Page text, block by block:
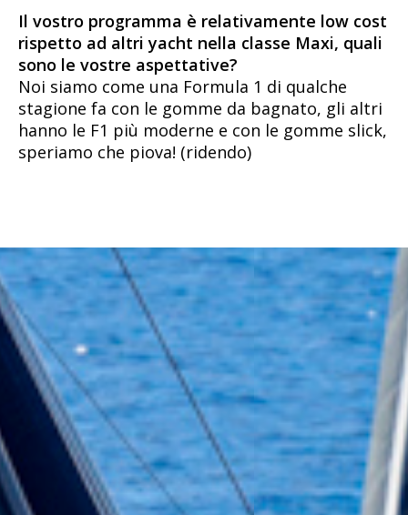
Il vostro programma è relativamente low cost
rispetto ad altri yacht nella classe Maxi, quali
sono le vostre aspettative?
Noi siamo come una Formula 1 di qualche
stagione fa con le gomme da bagnato, gli altri
hanno le F1 più moderne e con le gomme slick,
speriamo che piova! (ridendo)